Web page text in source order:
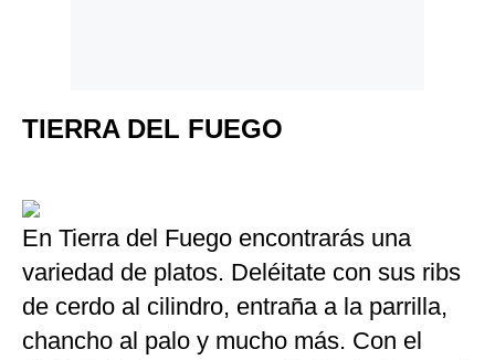
TIERRA DEL FUEGO
En Tierra del Fuego encontrarás una
variedad de platos. Deléitate con sus ribs
de cerdo al cilindro, entraña a la parrilla,
chancho al palo y mucho más. Con el